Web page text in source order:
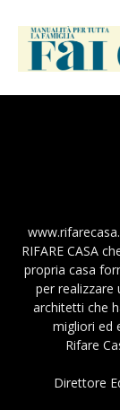
RIFARE CASA
propria casa
per realizzare
architetti che
migliori ed
Rifare
Direttore